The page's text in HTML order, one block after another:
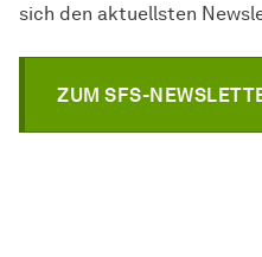
sich den aktuellsten
ZUM SFS-